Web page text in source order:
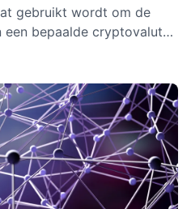
gebruikt wordt om de
een bepaalde cryptovaluta
van berekeningen van de